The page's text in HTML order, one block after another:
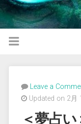
Leave a
Updated on 2月
＜夢占